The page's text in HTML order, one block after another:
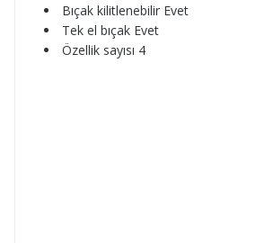
Bıçak kilitlenebilir Evet
Tek el bıçak Evet
Özellik sayısı 4